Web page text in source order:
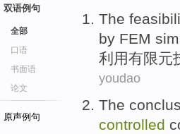
双语例句
全部
口语
书面语
论文
原声例句
The
by FEM
利用有限元
youdao
The
controlled